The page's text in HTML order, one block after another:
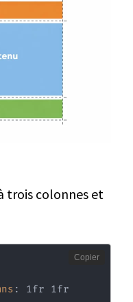
trois colonnes et
:
1fr 1fr
Copier